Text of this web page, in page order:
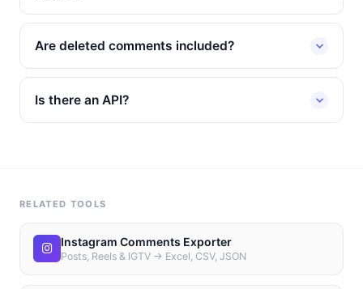
Are deleted comments included?
Is there an API?
RELATED TOOLS
Instagram Comments Exporter
Posts, Reels & IGTV → Excel, CSV, JSON